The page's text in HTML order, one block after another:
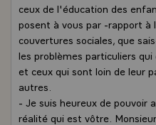
ceux de l'éducation des
posent à vous par -rapport à
couvertures sociales, que
les problèmes particuliers
et ceux qui sont loin de leur
autres.
- Je suis heureux de pouvoir
réalité qui est vôtre.